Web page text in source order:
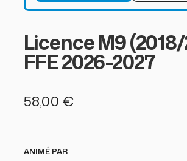
Licence M9
FFE 2026-2027
58,00 €
ANIMÉ PAR